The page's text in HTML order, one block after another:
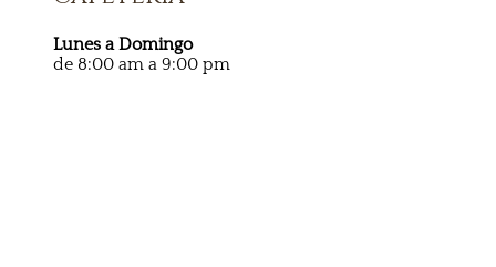
Lunes a Domingo
de 8:00 am a 9:00 pm